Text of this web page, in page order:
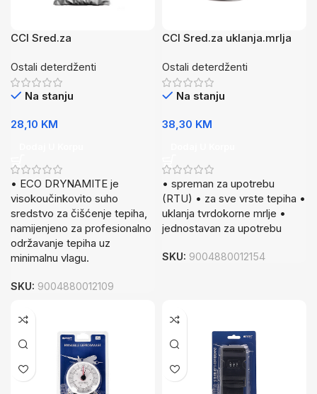
CCI Sred.za
Ostali deterdženti
Na stanju
28,10 KM
• ECO DRYNAMITE je
visokoučinkovito suho
sredstvo za čišćenje tepiha,
namijenjeno za profesionalno
održavanje tepiha uz
minimalnu vlagu.
SKU: 9004880012109
CCI Sred.za uklanja.mrlja
Ostali deterdženti
Na stanju
38,30 KM
• spreman za upotrebu
(RTU) • za sve vrste tepiha •
uklanja tvrdokorne mrlje •
jednostavan za upotrebu
SKU: 9004880012154